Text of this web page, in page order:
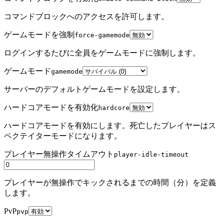
コマンドブロックへのアクセスを許可します。
ゲームモードを強制 force-gamemode
ログインするたびに全員をゲームモードに強制します。
ゲームモードgamemode
サーバーのデフォルトゲームモードを設定します。
ハードコアモードを有効化hardcore
ハードコアモードを有効にします。死亡したプレイヤーはス
ペクテイターモードになります。
プレイヤー無操作タイムアウト player-idle-timeout
プレイヤーが無操作でキックされるまでの時間（分）を定義
します。
PvPpvp